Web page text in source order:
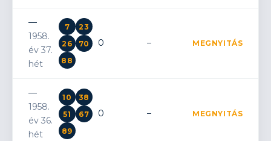
—
1958.
év 37.
hét
7
23
26
70
88
0 – MEGNYITÁS
—
1958.
év 36.
hét
10
38
51
67
89
0 – MEGNYITÁS